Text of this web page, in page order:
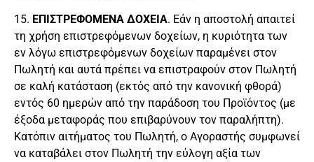
15. ΕΠΙΣΤΡΕΦΟΜΕΝΑ ΔΟΧΕΙΑ. Εάν η αποστολή απαιτεί
τη χρήση επιστρεφόμενων δοχείων, η κυριότητα των
εν λόγω επιστρεφόμενων δοχείων παραμένει στον
Πωλητή και αυτά πρέπει να επιστραφούν στον Πωλητή
σε καλή κατάσταση (εκτός από την κανονική φθορά)
εντός 60 ημερών από την παράδοση του Προϊόντος (με
έξοδα μεταφοράς που επιβαρύνουν τον παραλήπτη).
Κατόπιν αιτήματος του Πωλητή, ο Αγοραστής συμφωνεί
να καταβάλει στον Πωλητή την εύλογη αξία των